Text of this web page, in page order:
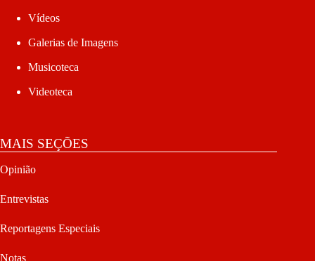
Vídeos
Galerias de Imagens
Musicoteca
Videoteca
MAIS SEÇÕES
Opinião
Entrevistas
Reportagens Especiais
Notas